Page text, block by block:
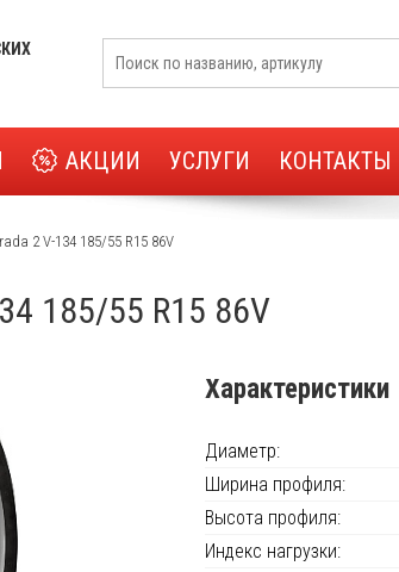
АКЦИИ УСЛУГИ КОНТАКТЫ
2 V-134 185/55 R15 86V
185/55 R15 86V
Характеристики
Диаметр:
Ширина профиля:
Высота профиля:
Индекс нагрузки: